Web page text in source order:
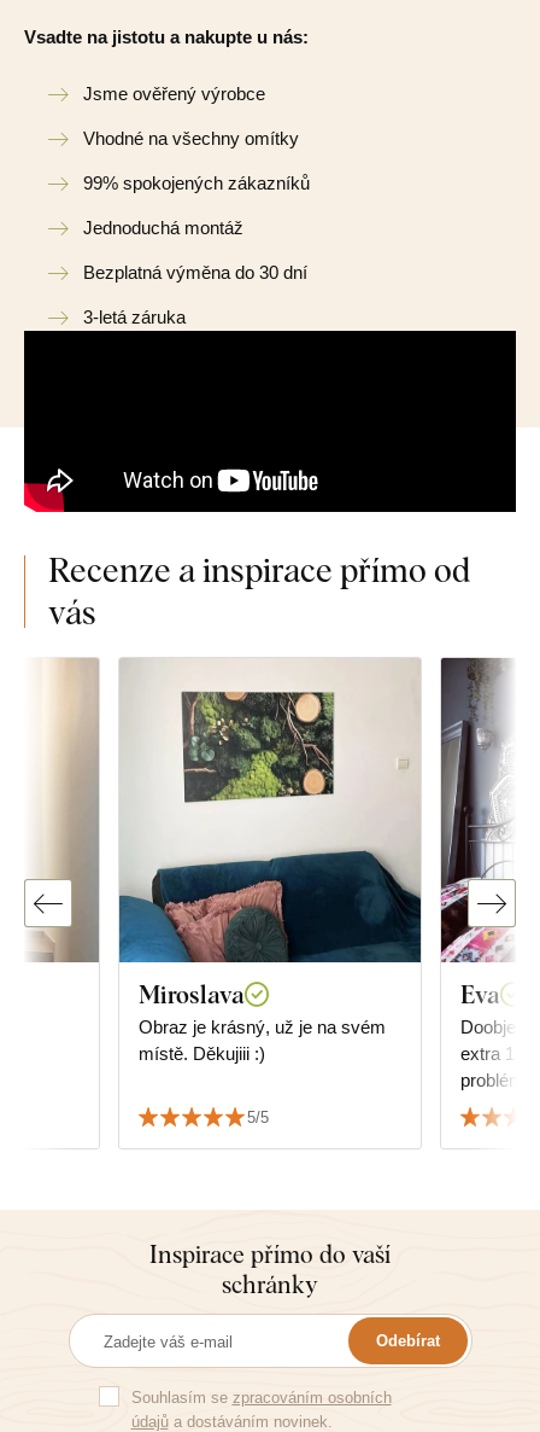
Vsadte na jistotu a nakupte u nás:
Jsme ověřený výrobce
Vhodné na všechny omítky
99% spokojených zákazníků
Jednoduchá montáž
Bezplatná výměna do 30 dní
3-letá záruka
Recenze a inspirace přímo od
vás
Miroslava
Obraz je krásný, už je na svém
místě. Děkujiii :)
5/5
Eva
extra 17
problém,
srdečně
Inspirace přímo do vaší
schránky
Odebírat
Souhlasím se zpracováním osobních
údajůa dostáváním novinek.